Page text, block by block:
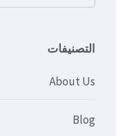
عن:
التصنيفات
About Us
Blog